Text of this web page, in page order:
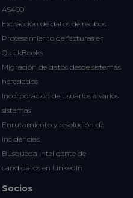
AS400
Extracción de datos de recibos
Procesamiento de facturas en
QuickBooks
Migración de datos desde sistemas
heredados
Incorporación de usuarios a varios
sistemas
Enrutamiento y resolución de
incidencias
Búsqueda inteligente de
candidatos en LinkedIn
Socios